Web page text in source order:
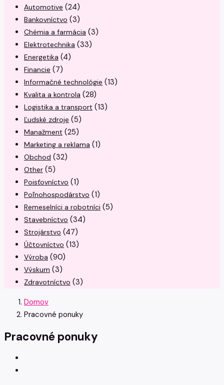
Automotive (24)
Bankovníctvo (3)
Chémia a farmácia (3)
Elektrotechnika (33)
Energetika (4)
Financie (7)
Informačné technológie (13)
Kvalita a kontrola (28)
Logistika a transport (13)
Ľudské zdroje (5)
Manažment (25)
Marketing a reklama (1)
Obchod (32)
Other (5)
Poisťovníctvo (1)
Poľnohospodárstvo (1)
Remeselníci a robotníci (5)
Stavebníctvo (34)
Strojárstvo (47)
Účtovníctvo (13)
Výroba (90)
Výskum (3)
Zdravotníctvo (3)
Domov
Pracovné ponuky
Pracovné ponuky